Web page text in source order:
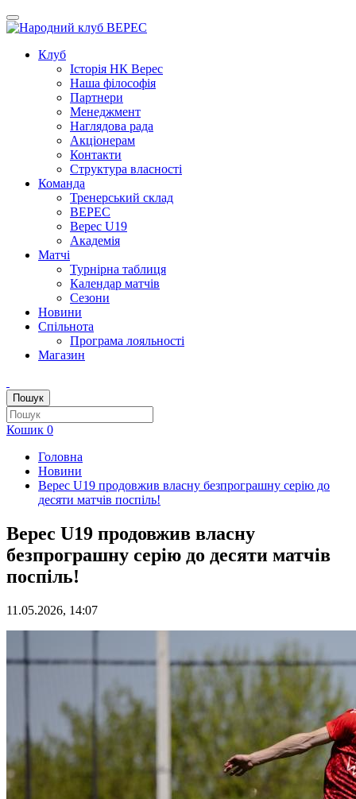
Клуб
Iсторiя НК Верес
Наша фiлософiя
Партнери
Менеджмент
Наглядова рада
Акціонерам
Контакти
Структура власності
Команда
Тренерський склад
ВЕРЕС
Верес U19
Академія
Матчі
Турнірна таблиця
Календар матчів
Сезони
Новини
Спільнота
Програма лояльності
Магазин
Пошук
Кошик 0
Головна
Новини
Верес U19 продовжив власну безпрограшну серію до
десяти матчів поспіль!
Верес U19 продовжив власну
безпрограшну серію до десяти матчів
поспіль!
11.05.2026, 14:07